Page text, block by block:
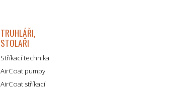
TRUHLÁŘI,
STOLAŘI
Stříkací technika
AirCoat pumpy
AirCoat stříkací